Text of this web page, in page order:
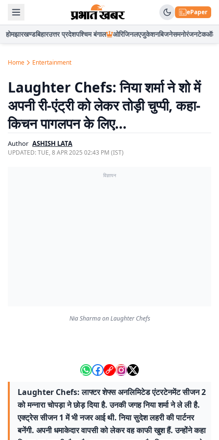
ePaper
होमझारखण्डबिहारउत्तर प्रदेशपश्चिम बंगाल ओरिजिनलएजुकेशनबिजनेसमनोरंजनटेकऑटो
Home Entertainment
Laughter Chefs: निया शर्मा ने शो में
अपनी री-एंट्री को लेकर तोड़ी चुप्पी, कहा-
किचन पागलपन के लिए…
Author ASHISH LATA
UPDATED:TUE, 8 APR 2025 02:43 PM (IST)
विज्ञापन
Nia Sharma on Laughter Chefs
Laughter Chefs: लाफ्टर शेफ्स अनलिमिटेड एंटरटेनमेंट सीजन 2
को मन्नारा चोपड़ा ने छोड़ दिया है. उनकी जगह निया शर्मा ने ले ली है.
एक्ट्रेस सीजन 1 में भी नजर आई थी. निया सुदेश लहरी की पार्टनर
बनेंगी. अपनी धमाकेदार वापसी को लेकर वह काफी खुश हैं. उन्होंने कहा